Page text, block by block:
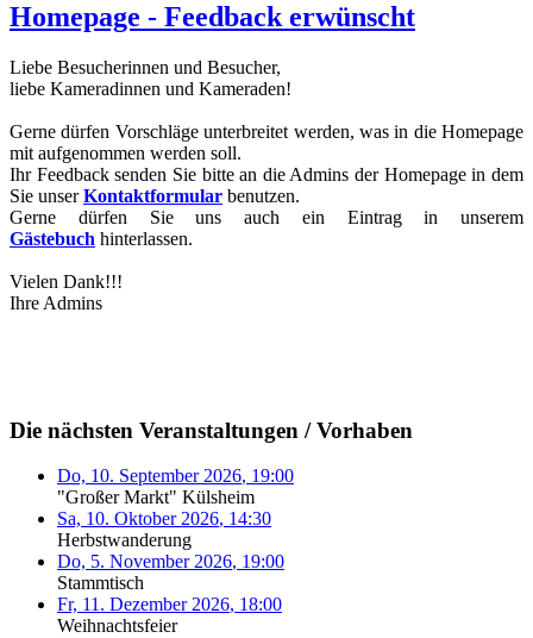
Homepage - Feedback erwünscht
Liebe Besucherinnen und Besucher,
liebe Kameradinnen und Kameraden!
Gerne dürfen Vorschläge unterbreitet werden, was in die Homepage
mit aufgenommen werden soll.
Ihr Feedback senden Sie bitte an die Admins der Homepage in dem
Sie unserKontaktformular benutzen.
Gerne dürfen Sie uns auch ein Eintrag in unserem
Gästebuch hinterlassen.
Vielen Dank!!!
Ihre Admins
Die nächsten Veranstaltungen / Vorhaben
Do, 10. September 2026, 19:00
"Großer Markt" Külsheim
Sa, 10. Oktober 2026, 14:30
Herbstwanderung
Do, 5. November 2026, 19:00
Stammtisch
Fr, 11. Dezember 2026, 18:00
Weihnachtsfeier